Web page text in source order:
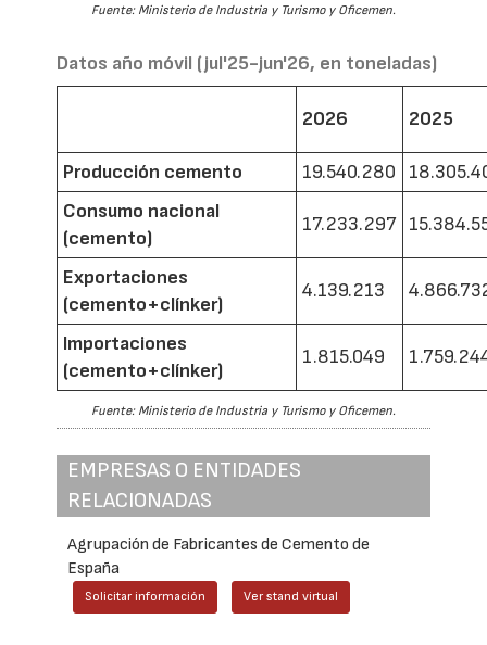
Fuente: Ministerio de Industria y Turismo y Oficemen.
Datos año móvil (jul'25-jun'26, en toneladas)
2026 2025
Producción cemento 19.540.280
Consumo nacional
(cemento)
17.233.297
Exportaciones
(cemento+clínker)
4.139.213
Importaciones
(cemento+clínker)
1.815.049
Fuente: Ministerio de Industria y Turismo y Oficemen.
EMPRESAS O ENTIDADES
RELACIONADAS
Agrupación de Fabricantes de Cemento de
España
Solicitar información Ver stand virtual